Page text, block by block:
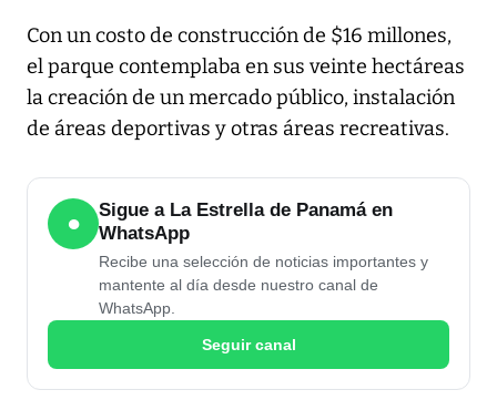
Con un costo de construcción de $16 millones,
el parque contemplaba en sus veinte hectáreas
la creación de un mercado público, instalación
de áreas deportivas y otras áreas recreativas.
●
Sigue a La Estrella de Panamá en
WhatsApp
Recibe una selección de noticias importantes y
mantente al día desde nuestro canal de
WhatsApp.
Seguir canal